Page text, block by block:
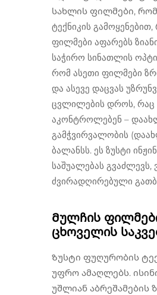
სახლის ფილმები,
ტექნიკის
ფილმები აფარებს
საჭირო სინათლის
რომ ასეთი ფილმები
და ასევე დაცვას
ცვლილების დროს, რაც
აკონტროლებენ –
გამჭვირვალობის
ბალანსს. ეს ზუსტი
საშუალებას
ძვირადღირებული
Მულჩის
ცხოველის
Ზუსტი ფუღურობის
უფრო ამაღლებს.
უშლიან